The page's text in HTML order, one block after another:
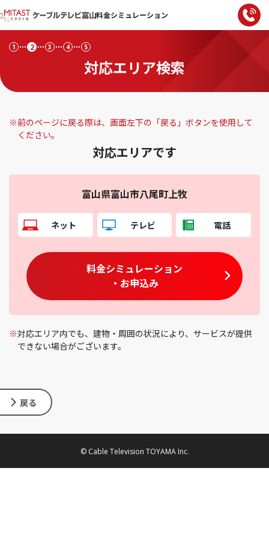
料金シミュレーション
対応エリア検索
1 2 3 4 5
※前のページに戻る際は、画面左下の「戻る」ボタンを使用して
ください。
対応エリアです
富山県富山市八尾町上牧
ネット テレビ 電話
料金シミュレーション
・お申込み
※対応エリア内でも、建物・周囲の状況により、サービスが提供
できない場合がございます。
戻る
© Cable Television TOYAMA Inc.